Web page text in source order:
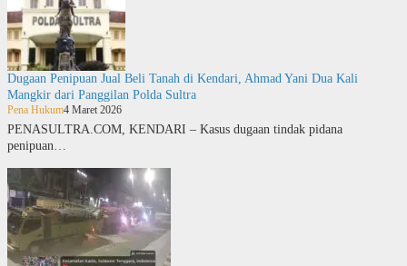
Dugaan Penipuan Jual Beli Tanah di Kendari, Ahmad Yani Dua Kali
Mangkir dari Panggilan Polda Sultra
Pena Hukum4 Maret 2026
PENASULTRA.COM, KENDARI – Kasus dugaan tindak pidana
penipuan…